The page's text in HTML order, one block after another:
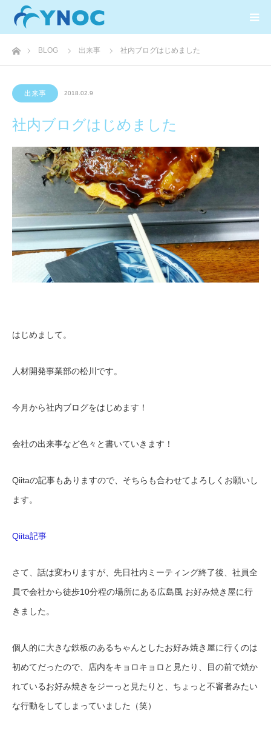
ホームBLOG 出来事 社内ブログはじめました
出来事 2018.02.9
社内ブログはじめました
はじめまして。
人材開発事業部の松川です。
今月から社内ブログをはじめます！
会社の出来事など色々と書いていきます！
Qiitaの記事もありますので、そちらも合わせてよろしくお願いし
ます。
Qiita記事
さて、話は変わりますが、先日社内ミーティング終了後、社員全
員で会社から徒歩10分程の場所にある広島風 お好み焼き屋に行
きました。
個人的に大きな鉄板のあるちゃんとしたお好み焼き屋に行くのは
初めてだったので、店内をキョロキョロと見たり、目の前で焼か
れているお好み焼きをジーっと見たりと、ちょっと不審者みたい
な行動をしてしまっていました（笑）